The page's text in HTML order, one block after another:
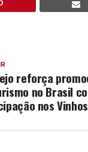
reforça
no Brasil
nos